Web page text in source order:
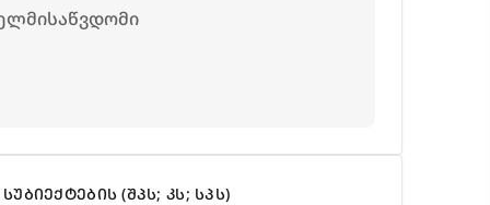
ᲡᲣᲑᲘᲔᲥᲢᲔᲑᲘᲡ (ᲨᲞᲡ; ᲙᲡ; ᲡᲞᲡ)